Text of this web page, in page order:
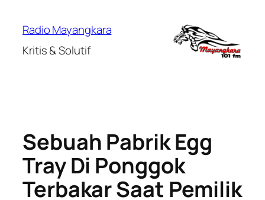
Radio Mayangkara
Kritis & Solutif
Sebuah Pabrik Egg
Tray Di Ponggok
Terbakar Saat Pemilik